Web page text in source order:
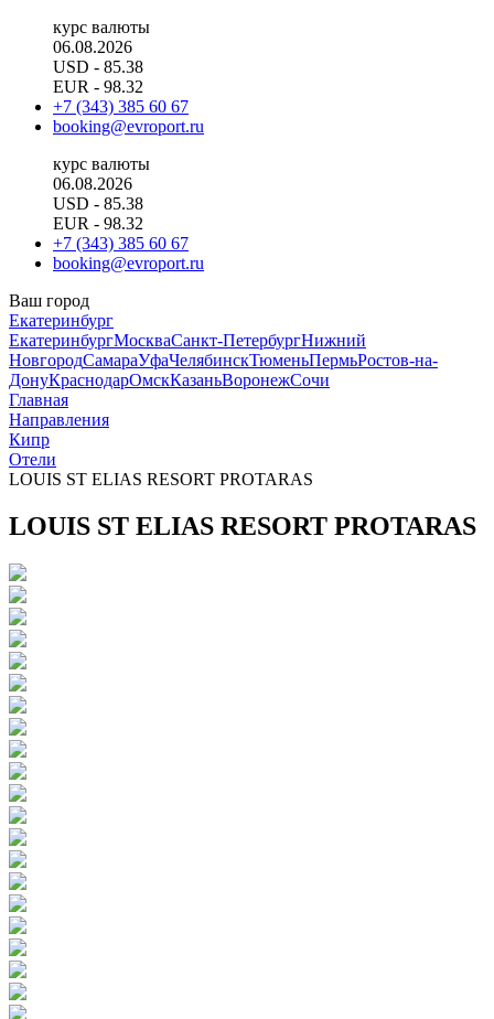
курс валюты
06.08.2026
USD - 85.38
EUR - 98.32
+7 (343) 385 60 67
booking@evroport.ru
курс валюты
06.08.2026
USD - 85.38
EUR - 98.32
+7 (343) 385 60 67
booking@evroport.ru
Ваш город
Екатеринбург
ЕкатеринбургМоскваСанкт-ПетербургНижний
НовгородСамараУфаЧелябинскТюменьПермьРостов-на-
ДонуКраснодарОмскКазаньВоронежСочи
Главная
Направления
Кипр
Отели
LOUIS ST ELIAS RESORT PROTARAS
LOUIS ST ELIAS RESORT PROTARAS